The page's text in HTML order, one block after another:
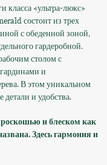
класса «ультра-люкс»
состоит из трех
с обеденной зоной,
гардеробной.
столом с
и
В этом уникальном
детали и удобства.
и блеском как
Здесь гармония и